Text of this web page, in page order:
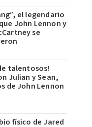
el legendario
John Lennon y
se
talentosos!
Julian y Sean,
de John Lennon
físico de Jared